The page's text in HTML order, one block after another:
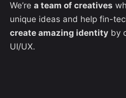
We’re a team of creatives
unique ideas and help fin-
create amazing identity by
UI/UX.